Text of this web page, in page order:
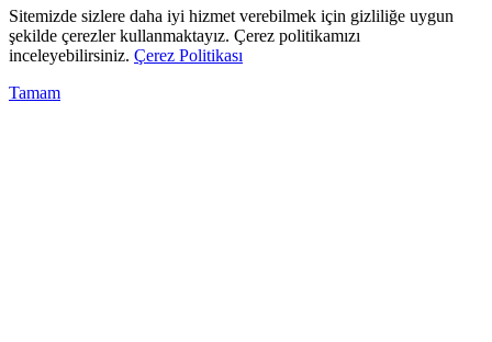
Sitemizde sizlere daha iyi hizmet verebilmek için gizliliğe uygun
şekilde çerezler kullanmaktayız. Çerez politikamızı
inceleyebilirsiniz. Çerez Politikası
Tamam